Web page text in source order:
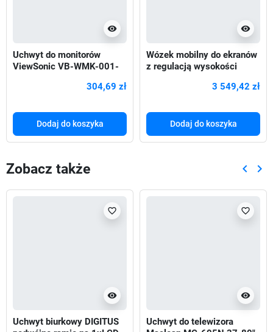
visibility
Uchwyt do monitorów
ViewSonic VB-WMK-001-
304,69 zł
Dodaj do koszyka
visibility
Wózek mobilny do ekranów
z regulacją wysokości
3 549,42 zł
Dodaj do koszyka
Zobacz także keyboard_arrow_left keyboard_arrow_right
visibility
favorite_border
Uchwyt biurkowy DIGITUS
visibility
favorite_border
Uchwyt do telewizora